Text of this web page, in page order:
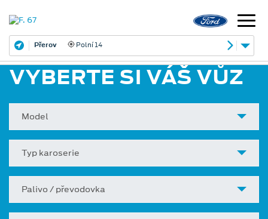
Přerov Polní 14
VYBERTE SI VÁŠ VŮZ
Model
Typ karoserie
Palivo / převodovka